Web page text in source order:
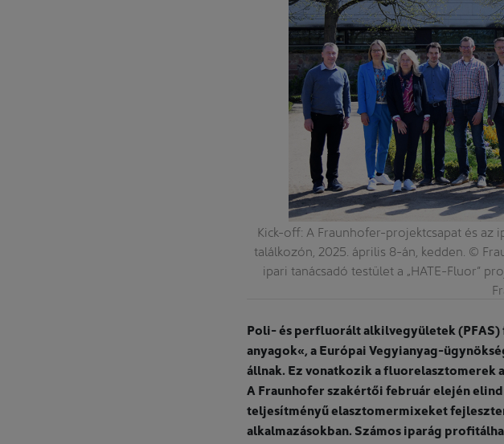
Kick-off: A Fraunhofer-projektcsapat és az
találkozón, 2025. április 8-án, kedden. ©
ipari tanácsadó testület a „HATE-Fluor”
Poli- és perfluorált alkilvegyületek (PFAS)
anyagok«, a Európai Vegyianyag-
állnak. Ez vonatkozik a fluorelasztomerek
A Fraunhofer szakértői február elején
teljesítményű elasztomermixeket
alkalmazásokban. Számos iparág